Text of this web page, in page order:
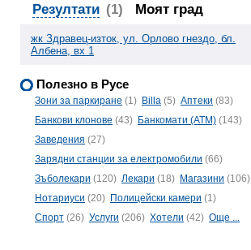
Резултати (1) Моят град
жк Здравец-изток, ул. Орлово гнездо, бл.
Албена, вх 1
Полезно в Русе
Зони за паркиране (1) Billa (5) Аптеки (83)
Банкови клонове (43) Банкомати (ATM) (143)
Заведения (27)
Зарядни станции за електромобили (66)
Зъболекари (120) Лекари (18) Магазини (106)
Нотариуси (20) Полицейски камери (1)
Спорт (26) Услуги (206) Хотели (42) Още ...